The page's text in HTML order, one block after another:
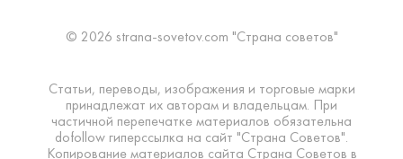
© 2026 strana-sovetov.com "Страна советов"
Статьи, переводы, изображения и торговые марки
принадлежат их авторам и владельцам. При
частичной перепечатке материалов обязательна
dofollow гиперссылка на сайт "Страна Советов".
Копирование материалов сайта Страна Советов в